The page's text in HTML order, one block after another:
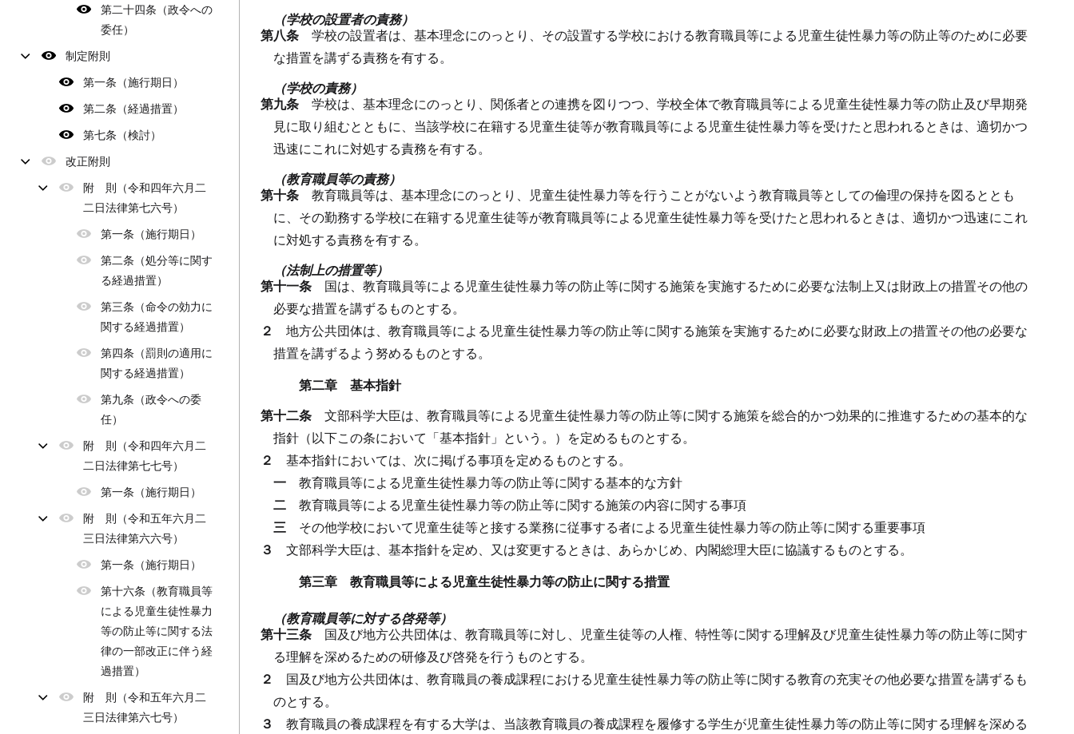
第二十四条（政令への
委任）
制定附則
第一条（施行期日）
第二条（経過措置）
第七条（検討）
改正附則
附 則（令和四年六月二
二日法律第七六号）
第一条（施行期日）
第二条（処分等に関す
る経過措置）
第三条（命令の効力に
関する経過措置）
第四条（罰則の適用に
関する経過措置）
第九条（政令への委
任）
附 則（令和四年六月二
二日法律第七七号）
第一条（施行期日）
附 則（令和五年六月二
三日法律第六六号）
第一条（施行期日）
第十六条（教育職員等
による児童生徒性暴力
等の防止等に関する法
律の一部改正に伴う経
過措置）
附 則（令和五年六月二
三日法律第六七号）
（学校の設置者の責務）
第八条 学校の設置者は、基本理念にのっとり、その設置する学校における教育職員等による児童生徒性暴力等の防止等のために必要
な措置を講ずる責務を有する。
（学校の責務）
第九条 学校は、基本理念にのっとり、関係者との連携を図りつつ、学校全体で教育職員等による児童生徒性暴力等の防止及び早期発
見に取り組むとともに、当該学校に在籍する児童生徒等が教育職員等による児童生徒性暴力等を受けたと思われるときは、適切かつ
迅速にこれに対処する責務を有する。
（教育職員等の責務）
第十条 教育職員等は、基本理念にのっとり、児童生徒性暴力等を行うことがないよう教育職員等としての倫理の保持を図るととも
に、その勤務する学校に在籍する児童生徒等が教育職員等による児童生徒性暴力等を受けたと思われるときは、適切かつ迅速にこれ
に対処する責務を有する。
（法制上の措置等）
第十一条 国は、教育職員等による児童生徒性暴力等の防止等に関する施策を実施するために必要な法制上又は財政上の措置その他の
必要な措置を講ずるものとする。
２ 地方公共団体は、教育職員等による児童生徒性暴力等の防止等に関する施策を実施するために必要な財政上の措置その他の必要な
措置を講ずるよう努めるものとする。
第二章 基本指針
第十二条 文部科学大臣は、教育職員等による児童生徒性暴力等の防止等に関する施策を総合的かつ効果的に推進するための基本的な
指針（以下この条において「基本指針」という。）を定めるものとする。
２ 基本指針においては、次に掲げる事項を定めるものとする。
一 教育職員等による児童生徒性暴力等の防止等に関する基本的な方針
二 教育職員等による児童生徒性暴力等の防止等に関する施策の内容に関する事項
三 その他学校において児童生徒等と接する業務に従事する者による児童生徒性暴力等の防止等に関する重要事項
３ 文部科学大臣は、基本指針を定め、又は変更するときは、あらかじめ、内閣総理大臣に協議するものとする。
第三章 教育職員等による児童生徒性暴力等の防止に関する措置
（教育職員等に対する啓発等）
第十三条 国及び地方公共団体は、教育職員等に対し、児童生徒等の人権、特性等に関する理解及び児童生徒性暴力等の防止等に関す
る理解を深めるための研修及び啓発を行うものとする。
２ 国及び地方公共団体は、教育職員の養成課程における児童生徒性暴力等の防止等に関する教育の充実その他必要な措置を講ずるも
のとする。
３ 教育職員の養成課程を有する大学は、当該教育職員の養成課程を履修する学生が児童生徒性暴力等の防止等に関する理解を深める